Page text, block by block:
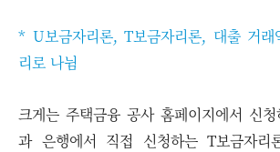
* U보금자리론, T보금자리론, 대출 거래
리로 나뉨
크게는 주택금융 공사 홈페이지에서 신
과 은행에서 직접 신청하는 T보금자리